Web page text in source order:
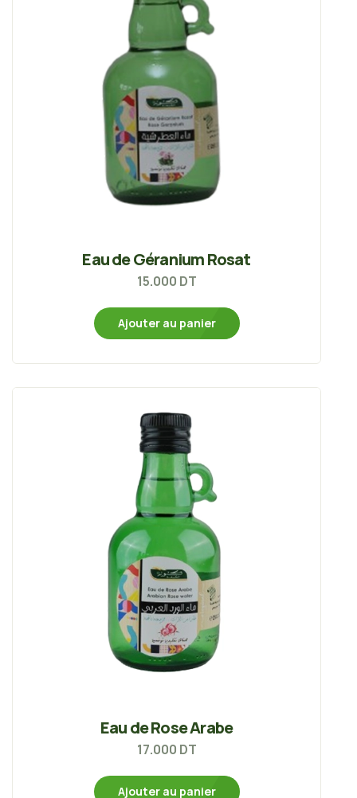
Eau de Géranium Rosat
15.000 DT
Ajouter au panier
Eau de Rose Arabe
17.000 DT
Ajouter au panier